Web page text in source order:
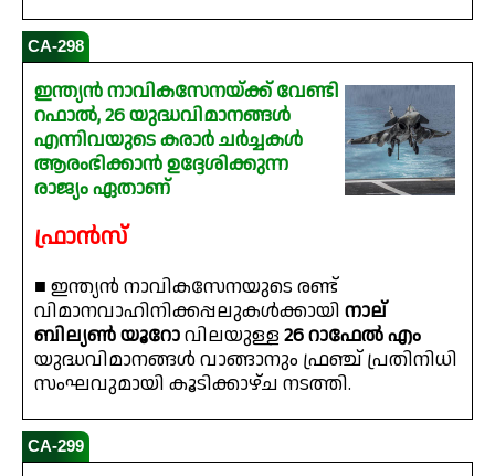
CA-298
ഇന്ത്യൻ നാവികസേനയ്ക്ക് വേണ്ടി
റഫാൽ, 26 യുദ്ധവിമാനങ്ങൾ
എന്നിവയുടെ കരാർ ചർച്ചകൾ
ആരംഭിക്കാൻ ഉദ്ദേശിക്കുന്ന
രാജ്യം ഏതാണ്
ഫ്രാൻസ്
■ ഇന്ത്യൻ നാവികസേനയുടെ രണ്ട്
വിമാനവാഹിനിക്കപ്പലുകൾക്കായി നാല്
ബില്യൺ യൂറോവിലയുള്ള 26 റാഫേൽ എം
യുദ്ധവിമാനങ്ങൾ വാങ്ങാനും ഫ്രഞ്ച് പ്രതിനിധി
സംഘവുമായി കൂടിക്കാഴ്ച നടത്തി.
CA-299